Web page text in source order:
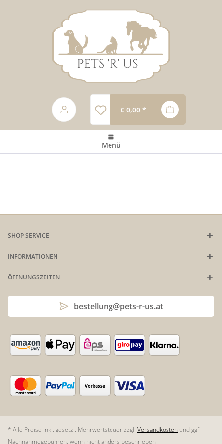
€ 0,00 *
Menü
SHOP SERVICE
INFORMATIONEN
ÖFFNUNGSZEITEN
bestellung@pets-r-us.at
* Alle Preise inkl. gesetzl. Mehrwertsteuer zzgl. Versandkosten und ggf.
Nachnahmegebühren, wenn nicht anders beschrieben